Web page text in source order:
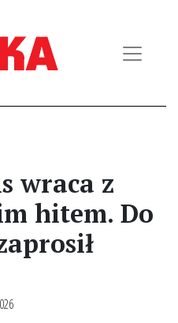
wraca z
hitem. Do